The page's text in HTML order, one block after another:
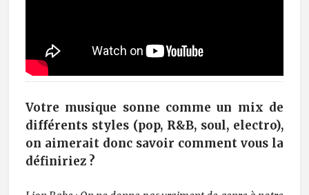
Votre musique sonne comme un mix de
différents styles (pop, R&B, soul, electro),
on aimerait donc savoir comment vous la
définiriez ?